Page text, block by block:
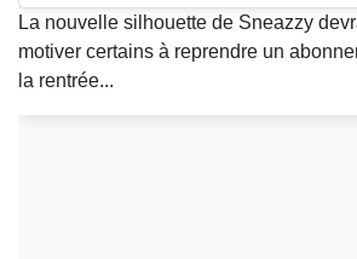
La nouvelle silhouette de Sneazzy
motiver certains à reprendre un
la rentrée...